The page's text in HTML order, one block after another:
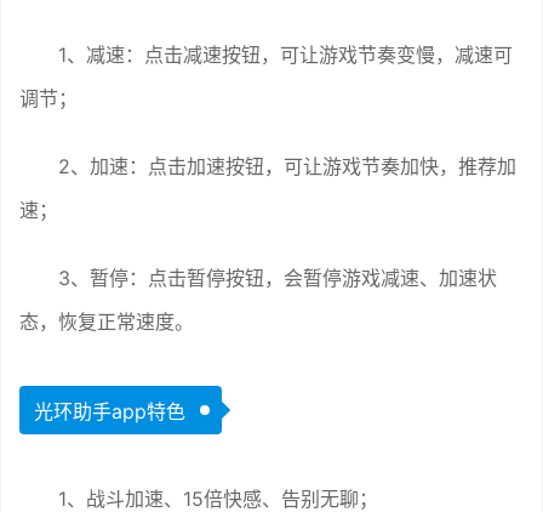
1、减速：点击减速按钮，可让游戏节奏变慢，减速可
调节；
2、加速：点击加速按钮，可让游戏节奏加快，推荐加
速；
3、暂停：点击暂停按钮，会暂停游戏减速、加速状
态，恢复正常速度。
光环助手app特色
1、战斗加速、15倍快感、告别无聊；